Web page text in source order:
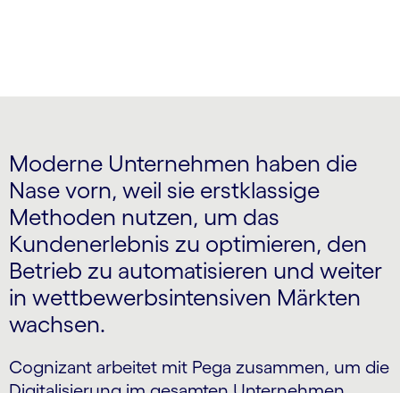
Moderne Unternehmen haben die
Nase vorn, weil sie erstklassige
Methoden nutzen, um das
Kundenerlebnis zu optimieren, den
Betrieb zu automatisieren und weiter
in wettbewerbsintensiven Märkten
wachsen.
Cognizant arbeitet mit Pega zusammen, um die